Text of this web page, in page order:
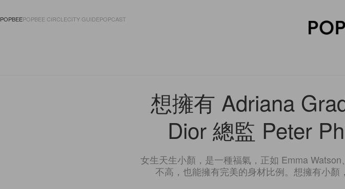
POPBEEPOPBEE CIRCLECITY GUIDEPOPCAST
想擁有 Adriana
Dior 總監 Peter
女生天生小顏，是一種福氣，正如 Emma
不高，也能擁有完美的身材比例。想擁有小